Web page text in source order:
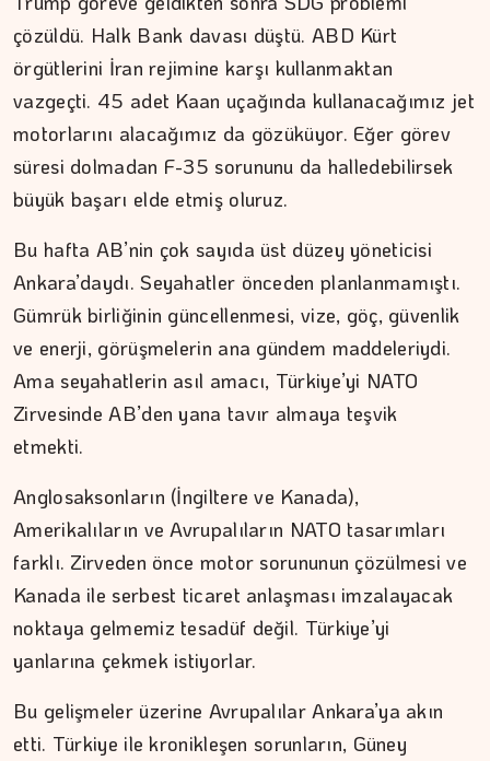
çözüldü. Halk Bank davası düştü. ABD Kürt
örgütlerini İran rejimine karşı kullanmaktan
vazgeçti. 45 adet Kaan uçağında kullanacağımız jet
motorlarını alacağımız da gözüküyor. Eğer görev
süresi dolmadan F-35 sorununu da halledebilirsek
büyük başarı elde etmiş oluruz.
Bu hafta AB’nin çok sayıda üst düzey yöneticisi
Ankara’daydı. Seyahatler önceden planlanmamıştı.
Gümrük birliğinin güncellenmesi, vize, göç, güvenlik
ve enerji, görüşmelerin ana gündem maddeleriydi.
Ama seyahatlerin asıl amacı, Türkiye’yi NATO
Zirvesinde AB’den yana tavır almaya teşvik
etmekti.
Anglosaksonların (İngiltere ve Kanada),
Amerikalıların ve Avrupalıların NATO tasarımları
farklı. Zirveden önce motor sorununun çözülmesi ve
Kanada ile serbest ticaret anlaşması imzalayacak
noktaya gelmemiz tesadüf değil. Türkiye’yi
yanlarına çekmek istiyorlar.
Bu gelişmeler üzerine Avrupalılar Ankara’ya akın
etti. Türkiye ile kronikleşen sorunların, Güney
Kitap kafenin rafları arasında…